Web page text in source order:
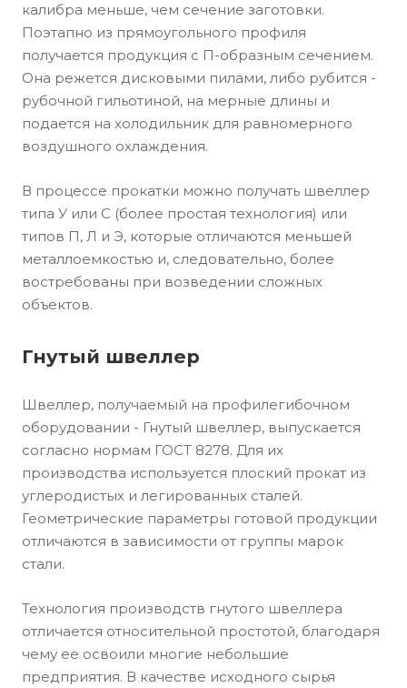
калибра меньше, чем сечение заготовки.
Поэтапно из прямоугольного профиля
получается продукция с П-образным сечением.
Она режется дисковыми пилами, либо рубится -
рубочной гильотиной, на мерные длины и
подается на холодильник для равномерного
воздушного охлаждения.
В процессе прокатки можно получать швеллер
типа У или С (более простая технология) или
типов П, Л и Э, которые отличаются меньшей
металлоемкостью и, следовательно, более
востребованы при возведении сложных
объектов.
Гнутый швеллер
Швеллер, получаемый на профилегибочном
оборудовании - Гнутый швеллер, выпускается
согласно нормам ГОСТ 8278. Для их
производства используется плоский прокат из
углеродистых и легированных сталей.
Геометрические параметры готовой продукции
отличаются в зависимости от группы марок
стали.
Технология производств гнутого швеллера
отличается относительной простотой, благодаря
чему ее освоили многие небольшие
предприятия. В качестве исходного сырья